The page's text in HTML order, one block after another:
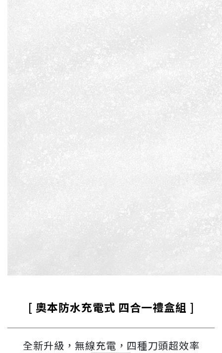
[ 奧本防水充電式 四合一禮盒組 ]
全新升級，無線充電，四種刀頭超效率